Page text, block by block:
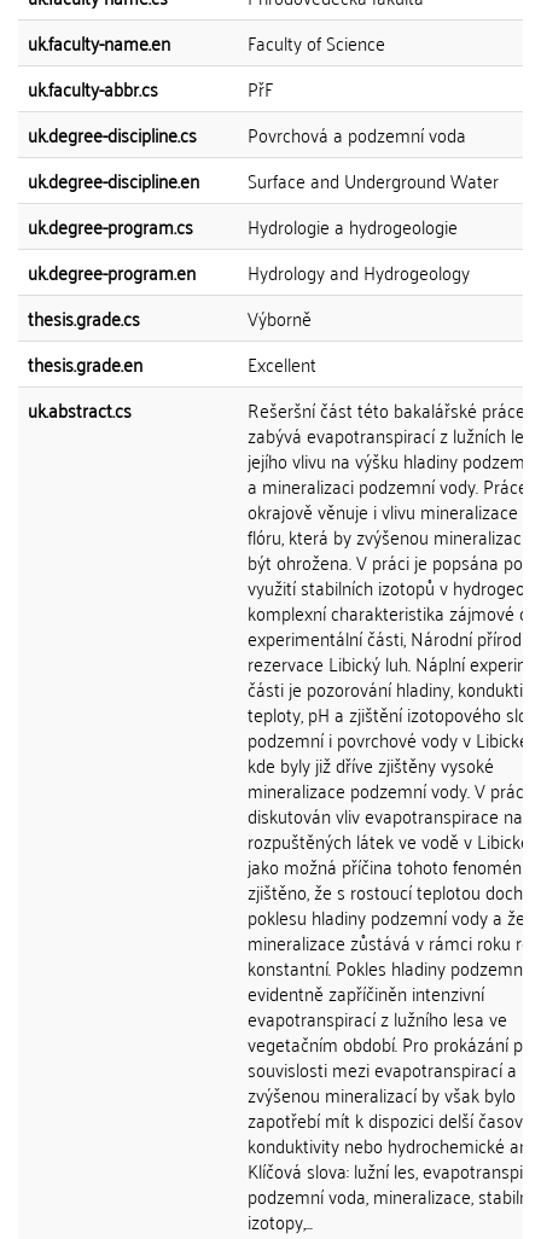
uk.faculty-name.en
Faculty of Science
uk.faculty-abbr.cs
PřF
uk.degree-discipline.cs
Povrchová a podzemní voda
uk.degree-discipline.en
Surface and Underground Water
uk.degree-program.cs
Hydrologie a hydrogeologie
uk.degree-program.en
Hydrology and Hydrogeology
thesis.grade.cs
Výborně
thesis.grade.en
Excellent
uk.abstract.cs
Rešeršní část této bakalářské práce
zabývá evapotranspirací z lužních
jejího vlivu na výšku hladiny
a mineralizaci podzemní vody. Práce
okrajově věnuje i vlivu mineralizace
flóru, která by zvýšenou mineralizací
být ohrožena. V práci je popsána
využití stabilních izotopů v
komplexní charakteristika zájmové
experimentální části, Národní přírodní
rezervace Libický luh. Náplní
části je pozorování hladiny,
teploty, pH a zjištění izotopového
podzemní i povrchové vody v
kde byly již dříve zjištěny vysoké
mineralizace podzemní vody. V práci
diskutován vliv evapotranspirace na
rozpuštěných látek ve vodě v
jako možná příčina tohoto fenoménu.
zjištěno, že s rostoucí teplotou
poklesu hladiny podzemní vody a že
mineralizace zůstává v rámci roku
konstantní. Pokles hladiny podzemní
evidentně zapříčiněn intenzivní
evapotranspirací z lužního lesa ve
vegetačním období. Pro prokázání
souvislosti mezi evapotranspirací a
zvýšenou mineralizací by však bylo
zapotřebí mít k dispozici delší časové
konduktivity nebo hydrochemické
Klíčová slova: lužní les,
podzemní voda, mineralizace, stabilní
izotopy,...